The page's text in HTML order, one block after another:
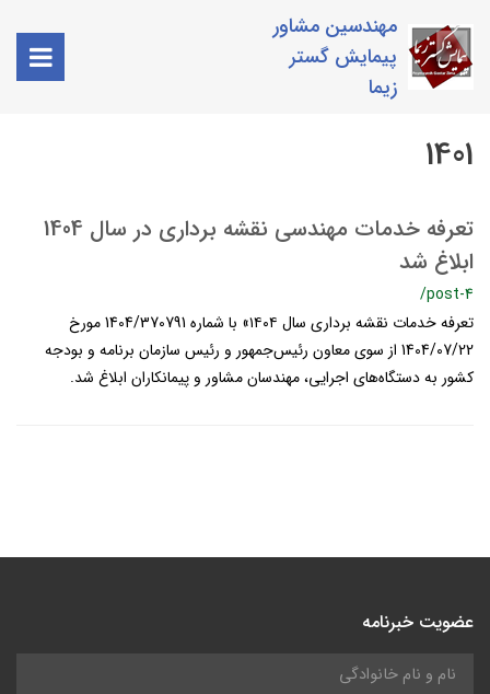
مهندسین مشاور
پیمایش گستر
زیما
1401
تعرفه خدمات مهندسی نقشه برداری در سال 1404
ابلاغ شد
/post-4
تعرفه خدمات نقشه برداري سال ۱۴۰۴» با شماره 1404/370791 مورخ
1404/07/22 از سوي معاون رئيس‌جمهور و رئيس سازمان برنامه و بودجه
كشور به دستگاه‌هاي اجرايي، مهندسان مشاور و پيمانكاران ابلاغ شد.
عضویت خبرنامه